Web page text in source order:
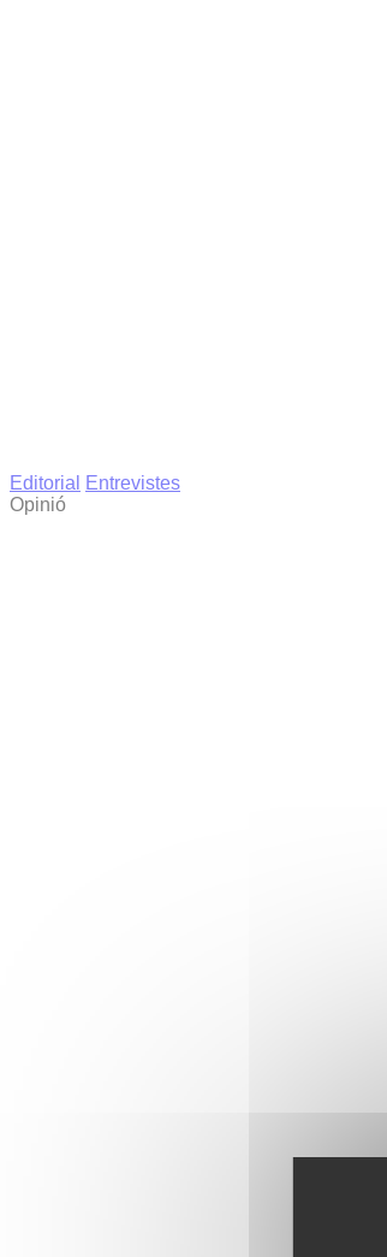
Editorial
Entrevistes
Opinió